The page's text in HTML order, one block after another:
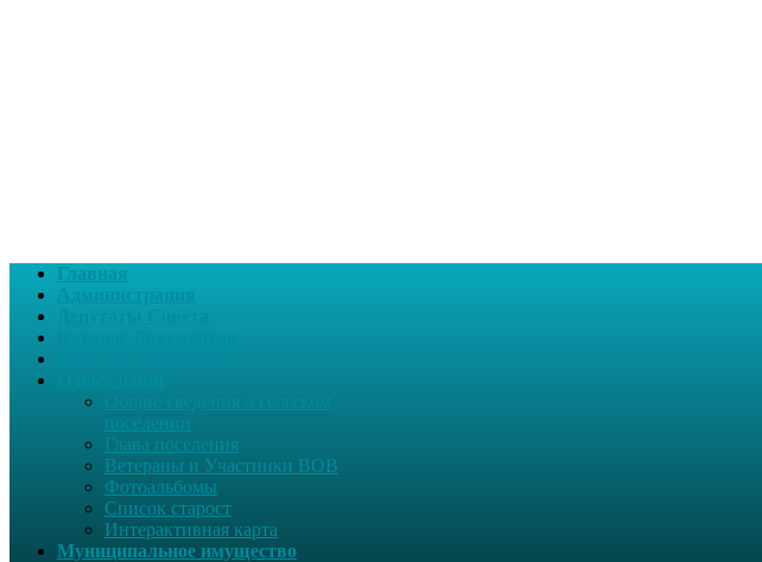
Главная
поселении
Глава поселения
Ветераны и Участники ВОВ
Фотоальбомы
Список старост
Интерактивная карта
Муниципальное имущество